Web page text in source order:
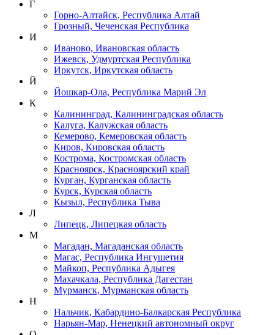
Г
Горно-Алтайск, Республика Алтай
Грозный, Чеченская Республика
И
Иваново, Ивановская область
Ижевск, Удмуртская Республика
Иркутск, Иркутская область
Й
Йошкар-Ола, Республика Марий Эл
К
Калининград, Калининградская область
Калуга, Калужская область
Кемерово, Кемеровская область
Киров, Кировская область
Кострома, Костромская область
Красноярск, Красноярский край
Курган, Курганская область
Курск, Курская область
Кызыл, Республика Тыва
Л
Липецк, Липецкая область
М
Магадан, Магаданская область
Магас, Республика Ингушетия
Майкоп, Республика Адыгея
Махачкала, Республика Дагестан
Мурманск, Мурманская область
Н
Нальчик, Кабардино-Балкарская Республика
Нарьян-Мар, Ненецкий автономный округ